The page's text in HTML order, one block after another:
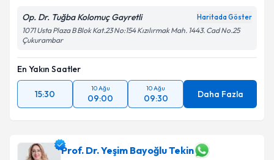
Op. Dr. Tuğba Kolomuç Gayretli Haritada Göster
1071 Usta Plaza B Blok Kat.23 No:154 Kızılırmak Mah. 1443. Cad No.25
Çukurambar
En Yakın Saatler
15:30
10 Ağu
09:00
10 Ağu
09:30 Daha Fazla
Prof. Dr. Yeşim Bayoğlu Tekin